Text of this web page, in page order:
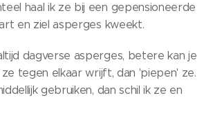
haal ik ze bij een gepensioneerde
en ziel asperges kweekt.
dagverse asperges, betere kan je
tegen elkaar wrijft, dan 'piepen' ze.
gebruiken, dan schil ik ze en